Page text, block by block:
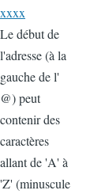
xxxx
Le début de
l'adresse (à la
gauche de l'
@) peut
contenir des
caractères
allant de 'A' à
'Z' (minuscule